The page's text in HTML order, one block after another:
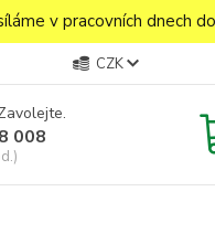
v pracovních dnech
CZK
008